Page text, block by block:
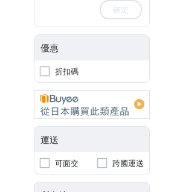
確定
優惠
折扣碼
運送
可面交 跨國運送